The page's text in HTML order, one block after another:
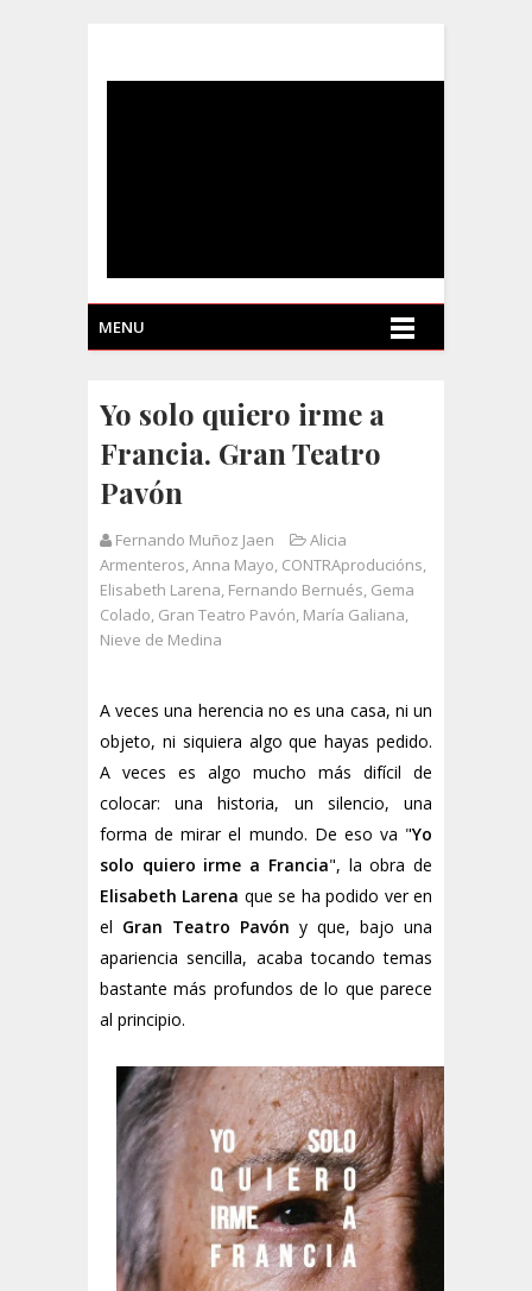
MENU
Yo solo quiero irme a
Francia. Gran Teatro
Pavón
Fernando Muñoz Jaen
Alicia
Armenteros,Anna Mayo, CONTRAproducións,
Elisabeth Larena, Fernando Bernués, Gema
Colado, Gran Teatro Pavón, María Galiana,
Nieve de Medina
A veces una herencia no es una casa, ni un
objeto, ni siquiera algo que hayas pedido.
A veces es algo mucho más difícil de
colocar: una historia, un silencio, una
forma de mirar el mundo. De eso va "Yo
solo quiero irme a Francia", la obra de
Elisabeth Larena que se ha podido ver en
el Gran Teatro Pavón y que, bajo una
apariencia sencilla, acaba tocando temas
bastante más profundos de lo que parece
al principio.